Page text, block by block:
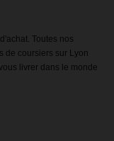
Toutes nos
de coursiers sur Lyon
livrer dans le monde